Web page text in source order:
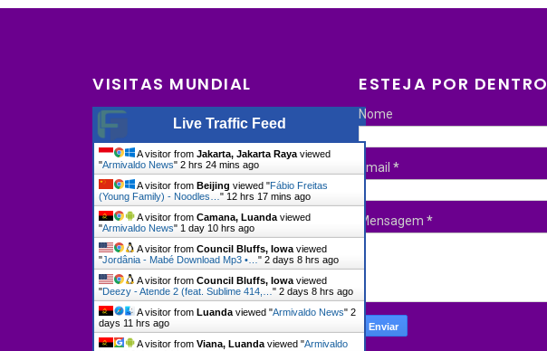
VISITAS MUNDIAL
Live Traffic Feed
A visitor from Jakarta, Jakarta Raya viewed
"Armivaldo News" 2 hrs 24 mins ago
A visitor from Beijing viewed "Fábio Freitas
(Young Family) - Noodles… " 12 hrs 17 mins ago
A visitor from Camana, Luanda viewed
"Armivaldo News" 1 day 10 hrs ago
A visitor from Council Bluffs, Iowa viewed
"Jordânia - Mabé Download Mp3 •… " 2 days 8 hrs ago
A visitor from Council Bluffs, Iowa viewed
"Deezy - Atende 2 (feat. Sublime 414,… " 2 days 8 hrs ago
A visitor from Luanda viewed "Armivaldo News" 2
days 11 hrs ago
A visitor from Viana, Luanda viewed "Armivaldo
ESTEJA POR DENTRO
Nome
Email *
Mensagem *